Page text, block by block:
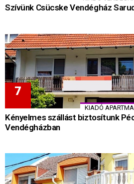
Szívünk Csücske Vendégház
KIADÓ
Kényelmes szállást biztosítunk
Vendégházban